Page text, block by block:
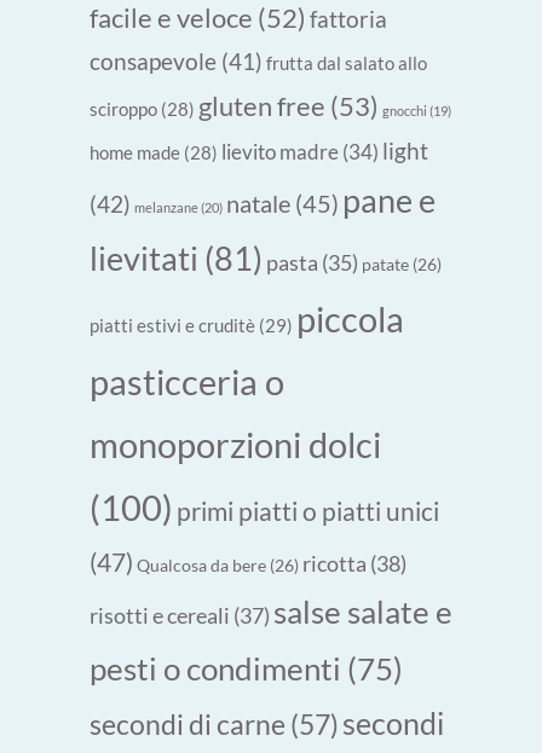
facile e veloce (52) fattoria
consapevole (41) frutta dal salato allo
sciroppo (28) gluten free (53) gnocchi (19)
home made (28) lievito madre(34) light
(42) melanzane(20) natale (45) pane e
lievitati (81) pasta (35) patate (26)
piatti estivi e cruditè (29) piccola
pasticceria o
monoporzioni dolci
(100) primi piatti o piatti unici
(47) Qualcosa da bere (26) ricotta (38)
risotti e cereali (37) salse salate e
pesti o condimenti (75)
secondi di carne (57)secondi